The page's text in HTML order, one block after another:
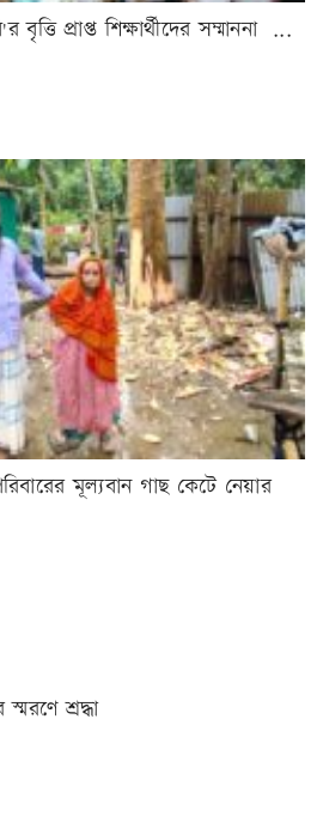
বৃত্তি প্রাপ্ত শিক্ষার্থীদের সম্মাননা ...
মূল্যবান গাছ কেটে নেয়ার
শ্রদ্ধা